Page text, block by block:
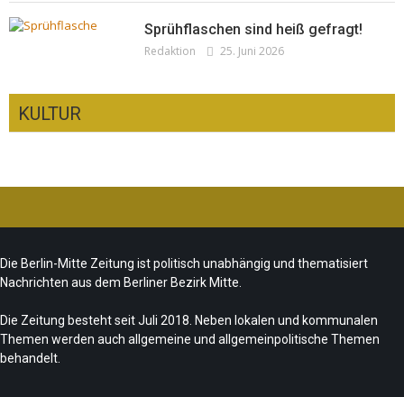
Sprühflaschen sind heiß gefragt!
Redaktion 25. Juni 2026
KULTUR
zeitgemäß?
CSD-Anschlag: Trauer und politische
Folgerungen
music
Team/Redaktion 21. Juni 2026
„Les Amoureuses“ zur Fête de la Musique
Die Berlin-Mitte Zeitung ist politisch unabhängig und thematisiert
Nachrichten aus dem Berliner Bezirk Mitte.
Die Zeitung besteht seit Juli 2018. Neben lokalen und kommunalen
Themen werden auch allgemeine und allgemeinpolitische Themen
behandelt.